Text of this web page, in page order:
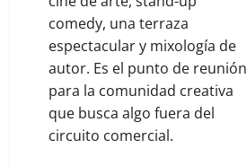
comedy, una terraza
espectacular y mixología de
autor. Es el punto de reunión
para la comunidad creativa
que busca algo fuera del
circuito comercial.